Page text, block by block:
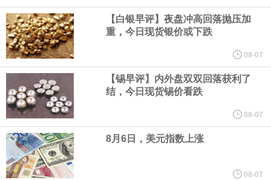
民用货物不得通过该区域；参与针对“抵抗阵线”行动的船只或货物也
将被禁止通行。
美国新墨西哥州第一司法区法院当地时间8月6日作出裁决，社交媒
体“脸书（Facebook）”、“照片墙（Instagram）”的母公司美
国“元”公司应向该州一项基金支付5.67 亿美元，用于应对青少年因
使用其产品而面临的心理健康问题。 这一裁决源于今年早些时候的
【白银早评】夜盘冲高回落抛压加
重，今日现货银价或下跌
08-07
【锡早评】内外盘双双回落获利了
结，今日现货锡价看跌
08-07
8月6日，美元指数上涨
08-07